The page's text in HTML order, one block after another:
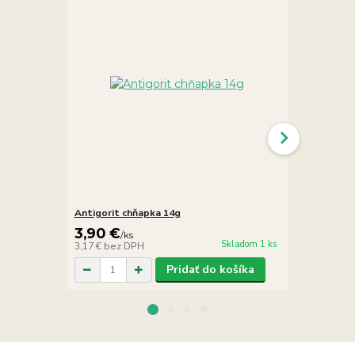
Antigorit chňapka 14g
3,90 €/ks
3,17 € bez DPH Skladom 1 ks
Pridať do košíka